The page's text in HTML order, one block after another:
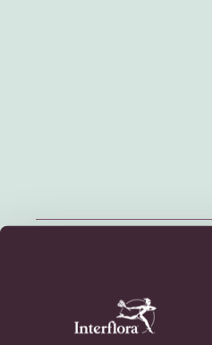
PersonvernCookies